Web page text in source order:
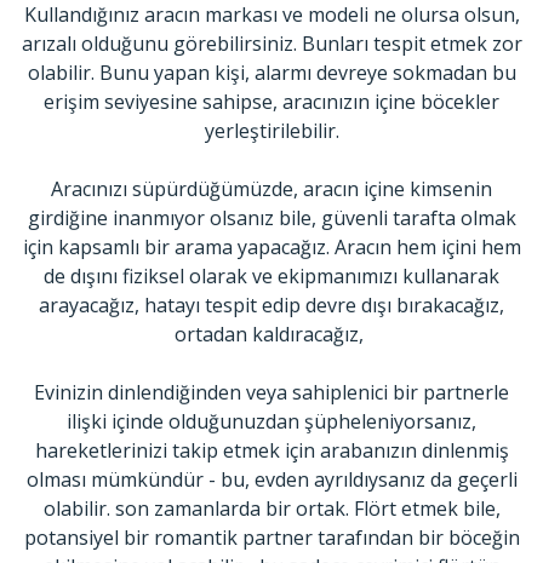
Kullandığınız aracın markası ve modeli ne olursa olsun,
arızalı olduğunu görebilirsiniz. Bunları tespit etmek zor
olabilir. Bunu yapan kişi, alarmı devreye sokmadan bu
erişim seviyesine sahipse, aracınızın içine böcekler
yerleştirilebilir.
Aracınızı süpürdüğümüzde, aracın içine kimsenin
girdiğine inanmıyor olsanız bile, güvenli tarafta olmak
için kapsamlı bir arama yapacağız. Aracın hem içini hem
de dışını fiziksel olarak ve ekipmanımızı kullanarak
arayacağız, hatayı tespit edip devre dışı bırakacağız,
ortadan kaldıracağız,
Evinizin dinlendiğinden veya sahiplenici bir partnerle
ilişki içinde olduğunuzdan şüpheleniyorsanız,
hareketlerinizi takip etmek için arabanızın dinlenmiş
olması mümkündür - bu, evden ayrıldıysanız da geçerli
olabilir. son zamanlarda bir ortak. Flört etmek bile,
potansiyel bir romantik partner tarafından bir böceğin